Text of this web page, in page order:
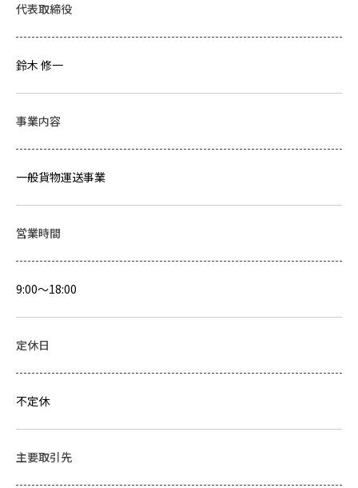
代表取締役
鈴木 修一
事業内容
一般貨物運送事業
営業時間
9:00～18:00
定休日
不定休
主要取引先